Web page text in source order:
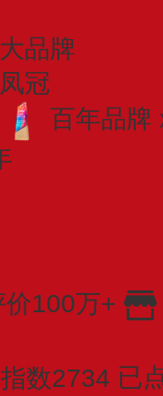
品牌
冠
百年品牌
100万+
数2734 已